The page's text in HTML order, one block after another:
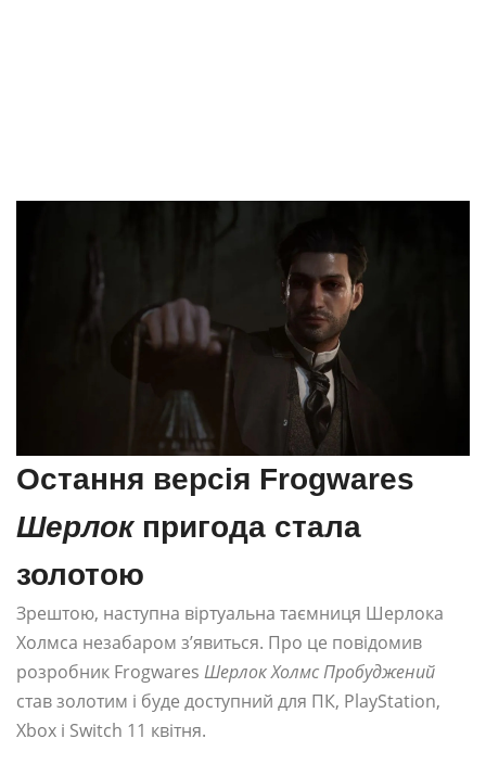
Остання версія Frogwares
Шерлокпригода стала
золотою
Зрештою, наступна віртуальна таємниця Шерлока
Холмса незабаром з’явиться. Про це повідомив
розробник Frogwares Шерлок Холмс Пробуджений
став золотим і буде доступний для ПК, PlayStation,
Xbox і Switch 11 квітня.